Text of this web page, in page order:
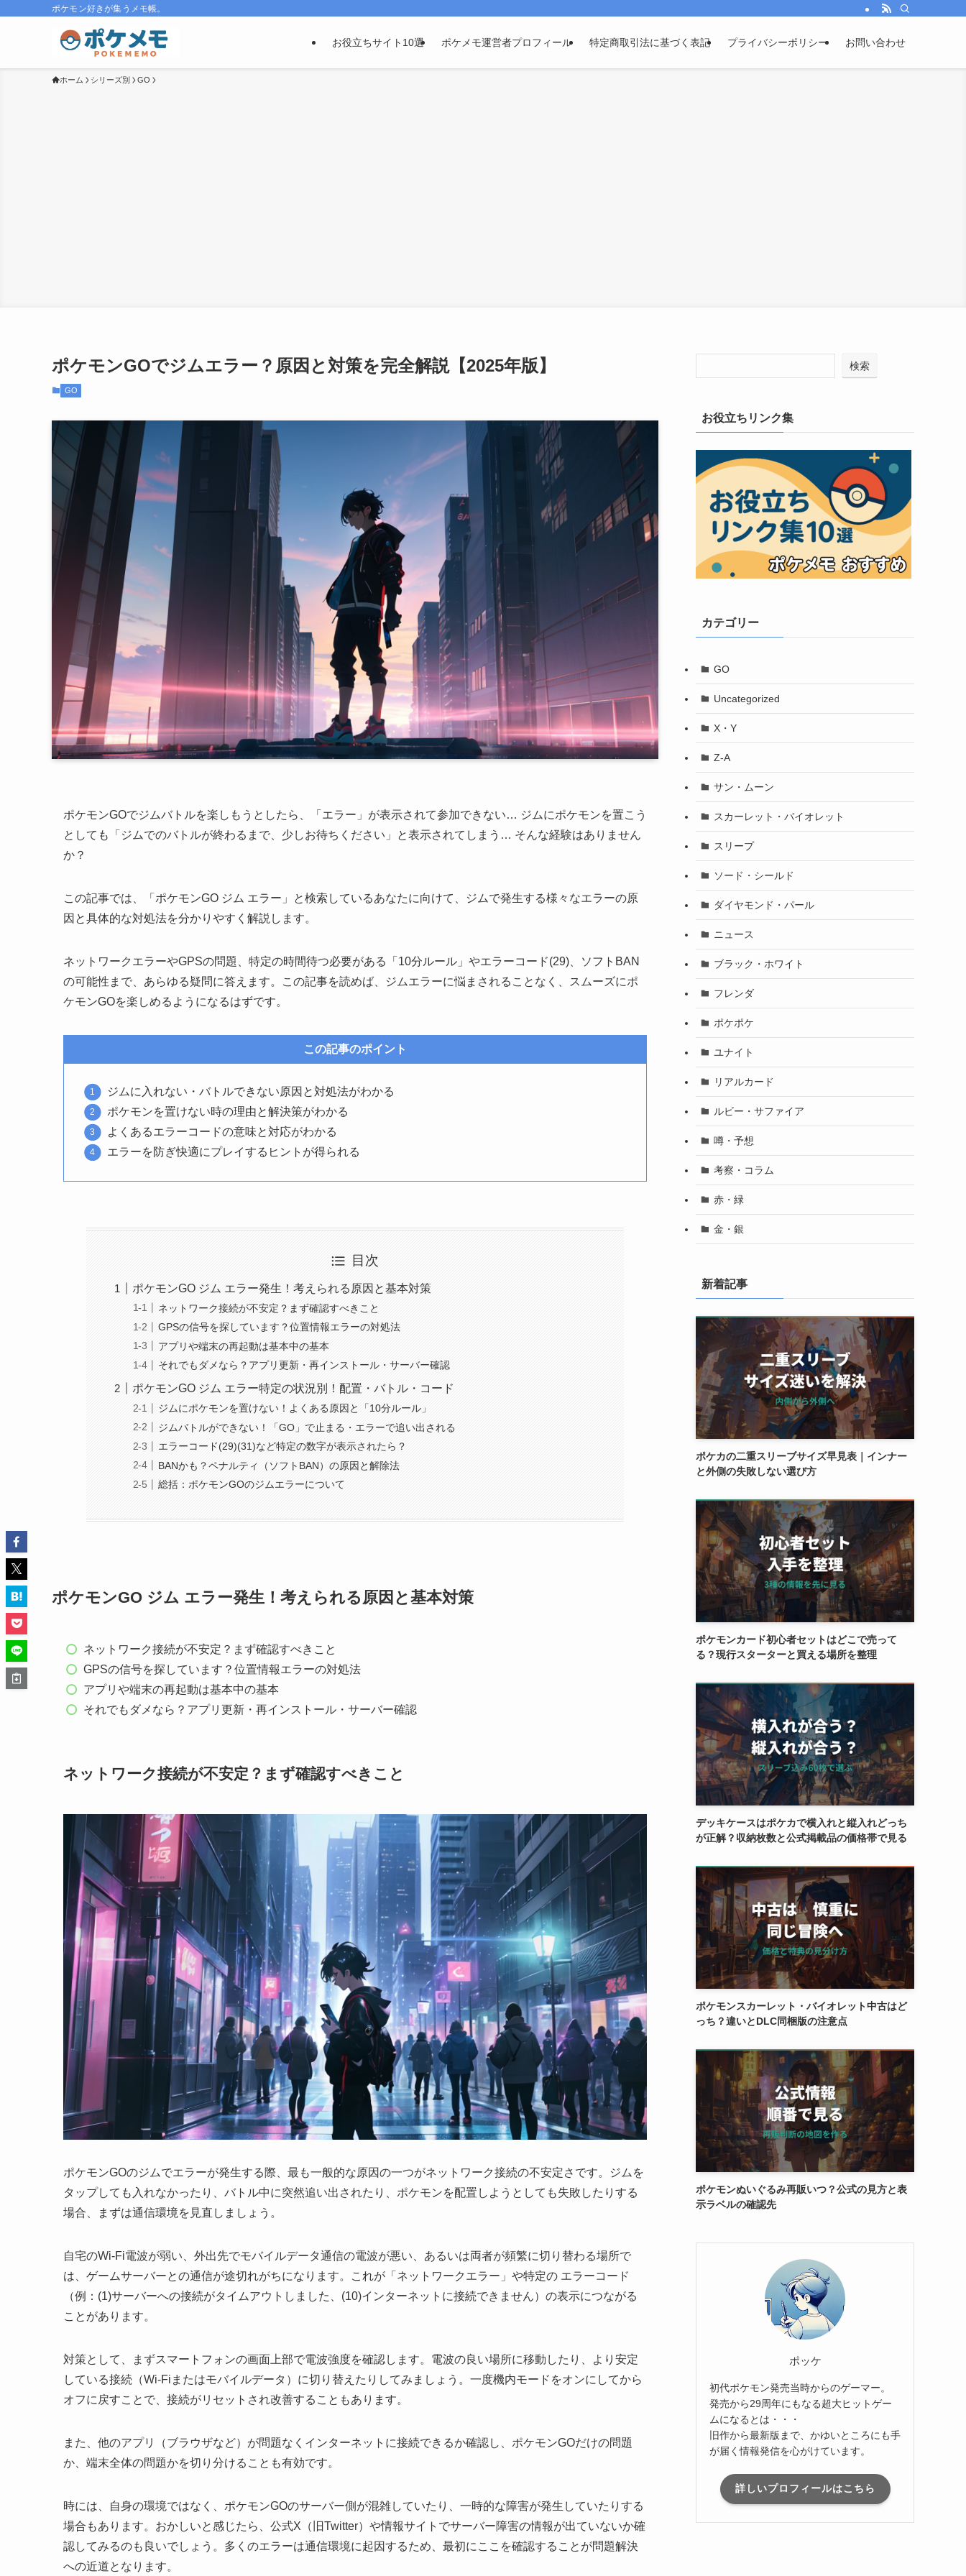
ポケモン好きが集うメモ帳。
お役立ちサイト10選 ポケメモ運営者プロフィール 特定商取引法に基づく表記 プライバシーポリシー お問い合わせ
ホーム シリーズ別 GO
ポケモンGOでジムエラー？原因と対策を完全解説【2025年版】
GO
ポケモンGOでジムバトルを楽しもうとしたら、「エラー」が表示されて参加できない… ジムにポケモンを置こう
としても「ジムでのバトルが終わるまで、少しお待ちください」と表示されてしまう… そんな経験はありません
か？
この記事では、「ポケモンGO ジム エラー」と検索しているあなたに向けて、ジムで発生する様々なエラーの原
因と具体的な対処法を分かりやすく解説します。
ネットワークエラーやGPSの問題、特定の時間待つ必要がある「10分ルール」やエラーコード(29)、ソフトBAN
の可能性まで、あらゆる疑問に答えます。この記事を読めば、ジムエラーに悩まされることなく、スムーズにポ
ケモンGOを楽しめるようになるはずです。
この記事のポイント
ジムに入れない・バトルできない原因と対処法がわかる
ポケモンを置けない時の理由と解決策がわかる
よくあるエラーコードの意味と対応がわかる
エラーを防ぎ快適にプレイするヒントが得られる
目次
ポケモンGO ジム エラー発生！考えられる原因と基本対策
ネットワーク接続が不安定？まず確認すべきこと
GPSの信号を探しています？位置情報エラーの対処法
アプリや端末の再起動は基本中の基本
それでもダメなら？アプリ更新・再インストール・サーバー確認
ポケモンGO ジム エラー特定の状況別！配置・バトル・コード
ジムにポケモンを置けない！よくある原因と「10分ルール」
ジムバトルができない！「GO」で止まる・エラーで追い出される
エラーコード(29)(31)など特定の数字が表示されたら？
BANかも？ペナルティ（ソフトBAN）の原因と解除法
総括：ポケモンGOのジムエラーについて
ポケモンGO ジム エラー発生！考えられる原因と基本対策
ネットワーク接続が不安定？まず確認すべきこと
GPSの信号を探しています？位置情報エラーの対処法
アプリや端末の再起動は基本中の基本
それでもダメなら？アプリ更新・再インストール・サーバー確認
ネットワーク接続が不安定？まず確認すべきこと
ポケモンGOのジムでエラーが発生する際、最も一般的な原因の一つがネットワーク接続の不安定さです。ジムを
タップしても入れなかったり、バトル中に突然追い出されたり、ポケモンを配置しようとしても失敗したりする
場合、まずは通信環境を見直しましょう。
自宅のWi-Fi電波が弱い、外出先でモバイルデータ通信の電波が悪い、あるいは両者が頻繁に切り替わる場所で
は、ゲームサーバーとの通信が途切れがちになります。これが「ネットワークエラー」や特定の エラーコード
（例：(1)サーバーへの接続がタイムアウトしました、(10)インターネットに接続できません）の表示につながる
ことがあります。
対策として、まずスマートフォンの画面上部で電波強度を確認します。電波の良い場所に移動したり、より安定
している接続（Wi-Fiまたはモバイルデータ）に切り替えたりしてみましょう。一度機内モードをオンにしてから
オフに戻すことで、接続がリセットされ改善することもあります。
また、他のアプリ（ブラウザなど）が問題なくインターネットに接続できるか確認し、ポケモンGOだけの問題
か、端末全体の問題かを切り分けることも有効です。
時には、自身の環境ではなく、ポケモンGOのサーバー側が混雑していたり、一時的な障害が発生していたりする
場合もあります。おかしいと感じたら、公式X（旧Twitter）や情報サイトでサーバー障害の情報が出ていないか確
認してみるのも良いでしょう。多くのエラーは通信環境に起因するため、最初にここを確認することが問題解決
への近道となります。
検索
お役立ちリンク集
カテゴリー
GO
Uncategorized
X・Y
Z-A
サン・ムーン
スカーレット・バイオレット
スリープ
ソード・シールド
ダイヤモンド・パール
ニュース
ブラック・ホワイト
フレンダ
ポケポケ
ユナイト
リアルカード
ルビー・サファイア
噂・予想
考察・コラム
赤・緑
金・銀
新着記事
ポケカの二重スリーブサイズ早見表｜インナー
と外側の失敗しない選び方
ポケモンカード初心者セットはどこで売って
る？現行スターターと買える場所を整理
デッキケースはポケカで横入れと縦入れどっち
が正解？収納枚数と公式掲載品の価格帯で見る
ポケモンスカーレット・バイオレット中古はど
っち？違いとDLC同梱版の注意点
ポケモンぬいぐるみ再販いつ？公式の見方と表
示ラベルの確認先
ポッケ
初代ポケモン発売当時からのゲーマー。
発売から29周年にもなる超大ヒットゲー
ムになるとは・・・
旧作から最新版まで、かゆいところにも手
が届く情報発信を心がけています。
詳しいプロフィールはこちら